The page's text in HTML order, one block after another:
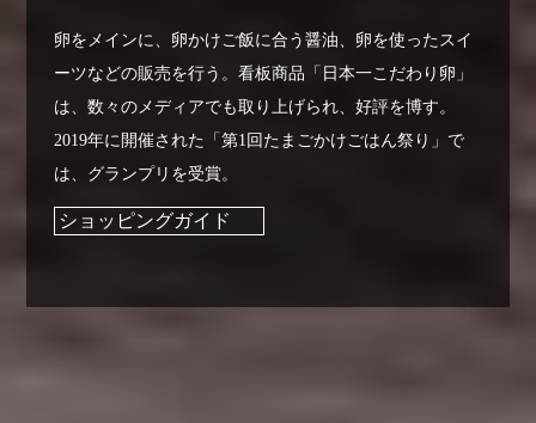
卵をメインに、卵かけご飯に合う醤油、卵を使ったスイ
ーツなどの販売を行う。看板商品「日本一こだわり卵」
は、数々のメディアでも取り上げられ、好評を博す。
2019年に開催された「第1回たまごかけごはん祭り」で
は、グランプリを受賞。
ショッピングガイド